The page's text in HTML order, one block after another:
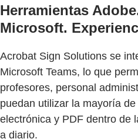
Herramientas
Microsoft.
Acrobat Sign Solutions se
Microsoft Teams, lo que
profesores, personal
puedan utilizar la mayoría
electrónica y PDF dentro de
a diario.